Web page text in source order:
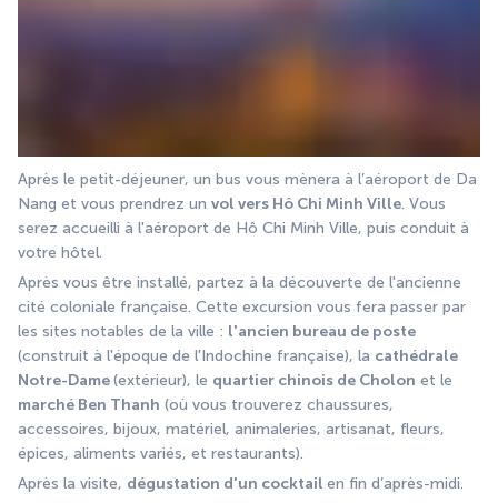
Après le petit-déjeuner, un bus vous mènera à l’aéroport de Da
Nang et vous prendrez un vol vers Hô Chi Minh Ville. Vous
serez accueilli à l'aéroport de Hô Chi Minh Ville, puis conduit à
votre hôtel.
Après vous être installé, partez à la découverte de l'ancienne
cité coloniale française. Cette excursion vous fera passer par
les sites notables de la ville : l'ancien bureau de poste
(construit à l'époque de l'Indochine française), la cathédrale
Notre-Dame (extérieur), le quartier chinois de Cholon
marché Ben Thanh (où vous trouverez chaussures,
accessoires, bijoux, matériel, animaleries, artisanat, fleurs,
épices, aliments variés, et restaurants).
Après la visite, dégustation d'un cocktail en fin d’après-midi.